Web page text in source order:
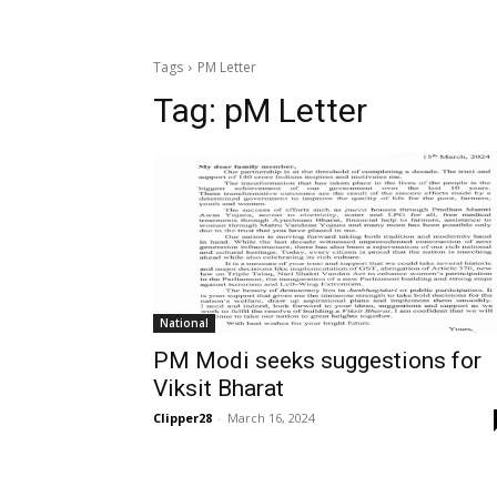
Tags PM Letter
Tag: pM Letter
National
PM Modi seeks suggestions for
Viksit Bharat
Clipper28 - March 16, 2024